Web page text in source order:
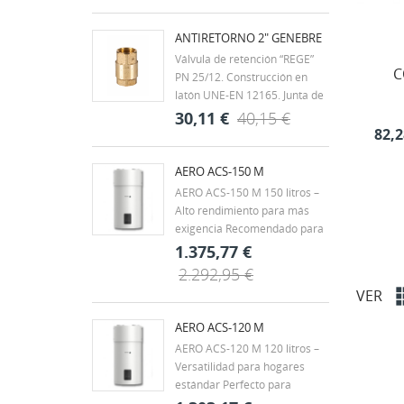
roscados según ISO 7/1 H-H.
Rango de temperatura -20ºC a
60ºC. Mando palanca de
acero con recubrimiento
DACROMET,...
ANTIRETORNO 2" GENEBRE
Válvula de retención “REGE”
PN 25/12. Construcción en
latón UNE-EN 12165. Junta de
clapeta vulcanizada de NBR.
Muelle en acero inox. AISI 304.
Extremos rosca gas (BSP) H-H
- ISO 228/1. Temp. máx. 90ºC.
Montaje en cualquier posición.
30,11 € 40,15 €
AERO ACS-150 M
AERO ACS-150 M 150 litros –
Alto rendimiento para más
exigencia Recomendado para
viviendas unifamiliares,
chalets o familias de 3 a 4
personas, con hasta 2 baños.
También es una buena opción
demanda puntual, como...
1.375,77 €
2.292,95 €
AERO ACS-120 M
AERO ACS-120 M 120 litros –
Versatilidad para hogares
estándar Perfecto para
VER